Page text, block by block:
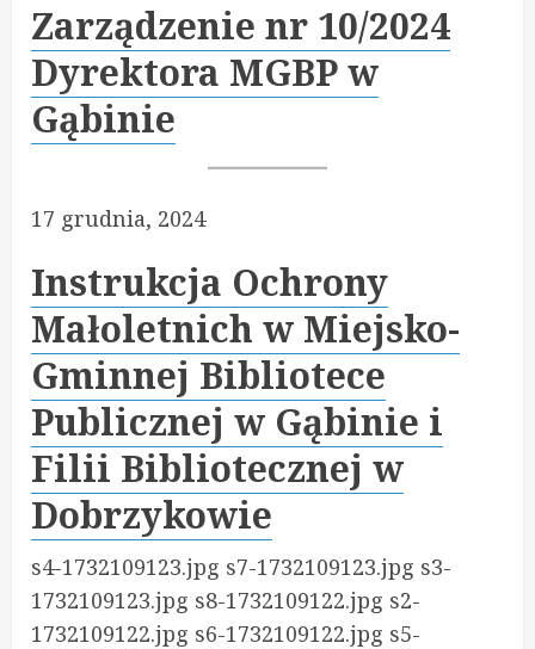
Zarządzenie nr 10/2024
Dyrektora MGBP w
Gąbinie
17 grudnia, 2024
Instrukcja Ochrony
Małoletnich w Miejsko-
Gminnej Bibliotece
Publicznej w Gąbinie i
Filii Bibliotecznej w
Dobrzykowie
s4-1732109123.jpg s7-1732109123.jpg s3-
1732109123.jpg s8-1732109122.jpg s2-
1732109122.jpg s6-1732109122.jpg s5-